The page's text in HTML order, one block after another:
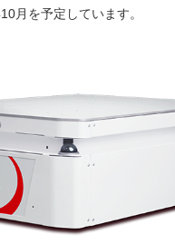
月を予定しています。